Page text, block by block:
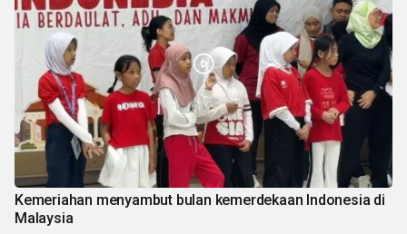
Kemeriahan menyambut bulan kemerdekaan Indonesia di
Malaysia